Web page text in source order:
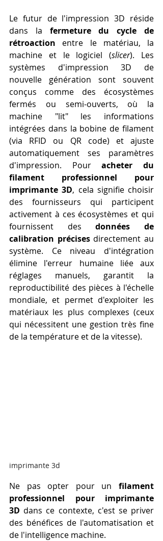
Le futur de l'impression 3D réside
dans la fermeture du cycle de
rétroaction entre le matériau, la
machine et le logiciel (slicer). Les
systèmes d'impression 3D de
nouvelle génération sont souvent
conçus comme des écosystèmes
fermés ou semi-ouverts, où la
machine "lit" les informations
intégrées dans la bobine de filament
(via RFID ou QR code) et ajuste
automatiquement ses paramètres
d'impression. Pour acheter du
filament professionnel pour
imprimante 3D, cela signifie choisir
des fournisseurs qui participent
activement à ces écosystèmes et qui
fournissent des données de
calibration précises directement au
système. Ce niveau d'intégration
élimine l'erreur humaine liée aux
réglages manuels, garantit la
reproductibilité des pièces à l'échelle
mondiale, et permet d'exploiter les
matériaux les plus complexes (ceux
qui nécessitent une gestion très fine
de la température et de la vitesse).
imprimante 3d
Ne pas opter pour un filament
professionnel pour imprimante
3D dans ce contexte, c'est se priver
des bénéfices de l'automatisation et
de l'intelligence machine.